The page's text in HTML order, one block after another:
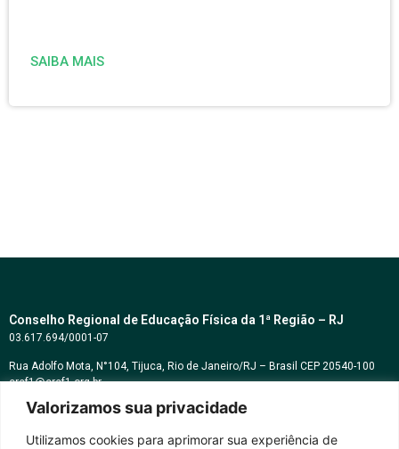
Valorizamos sua privacidade
Utilizamos cookies para aprimorar sua experiência de
SAIBA MAIS
Conselho Regional de Educação Física da 1ª Região – RJ
03.617.694/0001-07
Rua Adolfo Mota, N°104, Tijuca, Rio de Janeiro/RJ – Brasil CEP 20540-100
cref1@cref1.org.br
Assessoria de comunicação: